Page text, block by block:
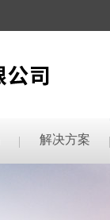
解决方案